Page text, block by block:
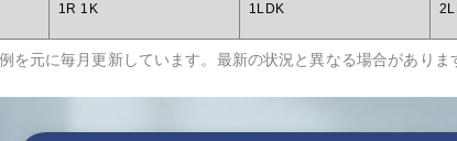
1R 1K 1LDK
を元に毎月更新しています。最新の状況と異なる場合がありま